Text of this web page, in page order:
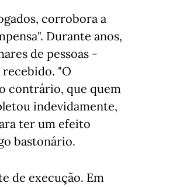
corrobora a
Durante anos,
de pessoas -
"O
contrário, que quem
indevidamente,
ter um efeito
bastonário.
de execução. Em